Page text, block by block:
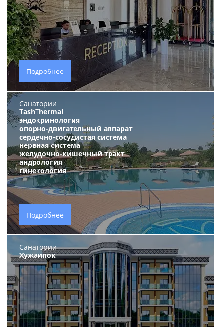
Подробнее
Санатории
TashThermal
эндокринология
опорно-двигательный аппарат
сердечно-сосудистая система
нервная система
желудочно-кишечный тракт
андрология
гинекология
Подробнее
Санатории
Хужаипок